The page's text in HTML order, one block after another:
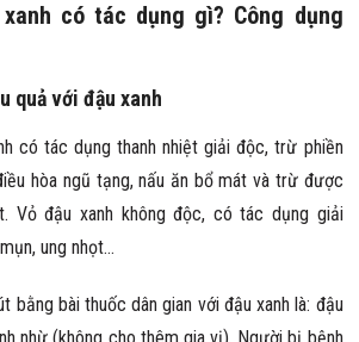
có tác dụng gì? Công dụng
quả với đậu xanh
có tác dụng thanh nhiệt giải độc, trừ phiền
hòa ngũ tạng, nấu ăn bổ mát và trừ được
Vỏ đậu xanh không độc, có tác dụng giải
ung nhọt…
bằng bài thuốc dân gian với đậu xanh là: đậu